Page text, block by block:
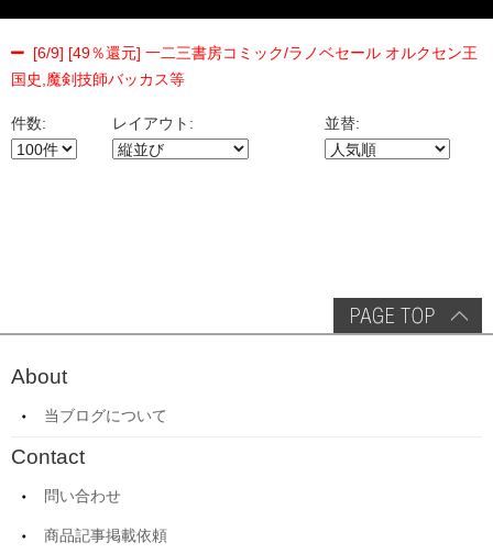
[6/9] [49％還元] 一二三書房コミック/ラノベセール オルクセン王
国史,魔剣技師バッカス等
件数: レイアウト: 並替:
About
当ブログについて
Contact
問い合わせ
商品記事掲載依頼